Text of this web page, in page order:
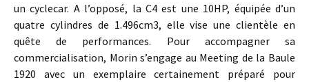
un cyclecar. A l’opposé, la C4 est une 10HP, équipée d’un
quatre cylindres de 1.496cm3, elle vise une clientèle en
quête de performances. Pour accompagner sa
commercialisation, Morin s’engage au Meeting de la Baule
1920 avec un exemplaire certainement préparé pour